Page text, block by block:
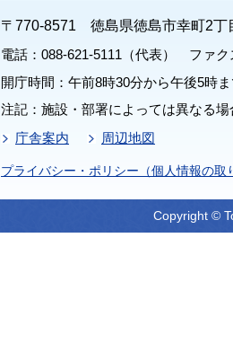
〒770-8571 徳島県徳島市幸町2丁
電話：088-621-5111（代表） ファク
開庁時間：午前8時30分から午後5時
注記：施設・部署によっては異なる
庁舎案内
周辺地図
プライバシー・ポリシー（個人情報の取
Copyright ©